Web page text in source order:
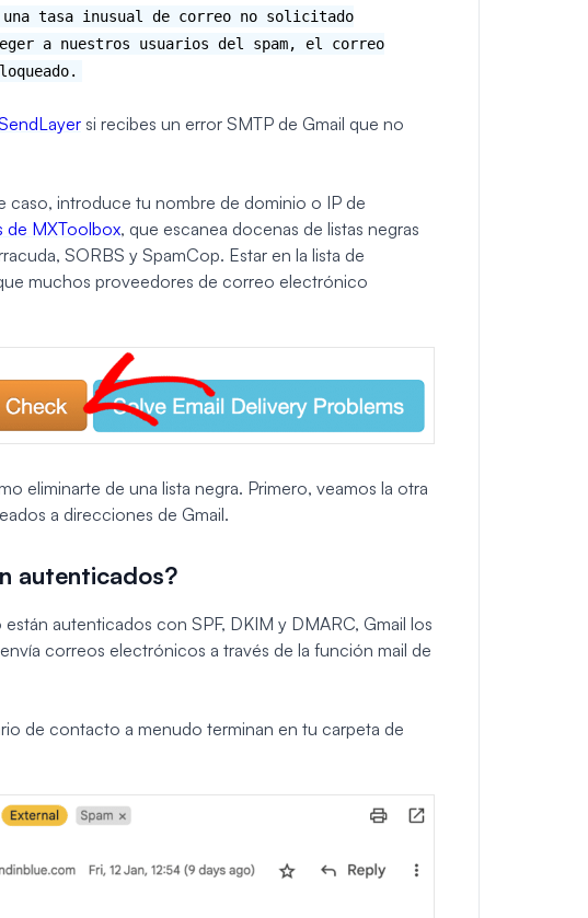
una tasa inusual de correo no solicitado
a nuestros usuarios del spam, el correo
si recibes un error SMTP de Gmail que no
caso, introduce tu nombre de dominio o IP de
de MXToolbox, que escanea docenas de listas negras
SORBS y SpamCop. Estar en la lista de
muchos proveedores de correo electrónico
eliminarte de una lista negra. Primero, veamos la otra
a direcciones de Gmail.
autenticados?
autenticados con SPF, DKIM y DMARC, Gmail los
correos electrónicos a través de la función mail de
de contacto a menudo terminan en tu carpeta de